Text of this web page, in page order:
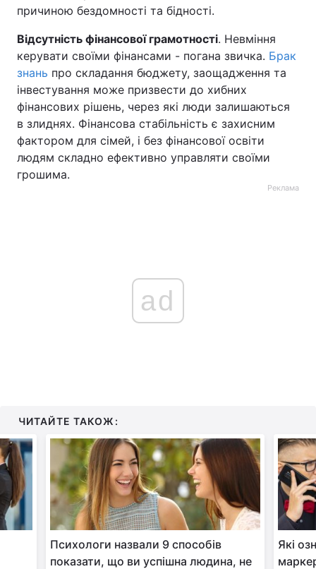
причиною бездомності та бідності.
Відсутність фінансової грамотності. Невміння
керувати своїми фінансами - погана звичка. Брак
знань про складання бюджету, заощадження та
інвестування може призвести до хибних
фінансових рішень, через які люди залишаються
в злиднях. Фінансова стабільність є захисним
фактором для сімей, і без фінансової освіти
людям складно ефективно управляти своїми
грошима.
Реклама
ad
ЧИТАЙТЕ ТАКОЖ:
Психологи назвали 9 способів
показати, що ви успішна людина, не
Які